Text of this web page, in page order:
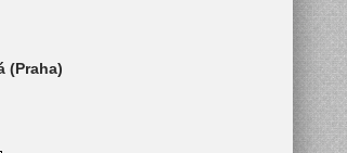
(Praha)